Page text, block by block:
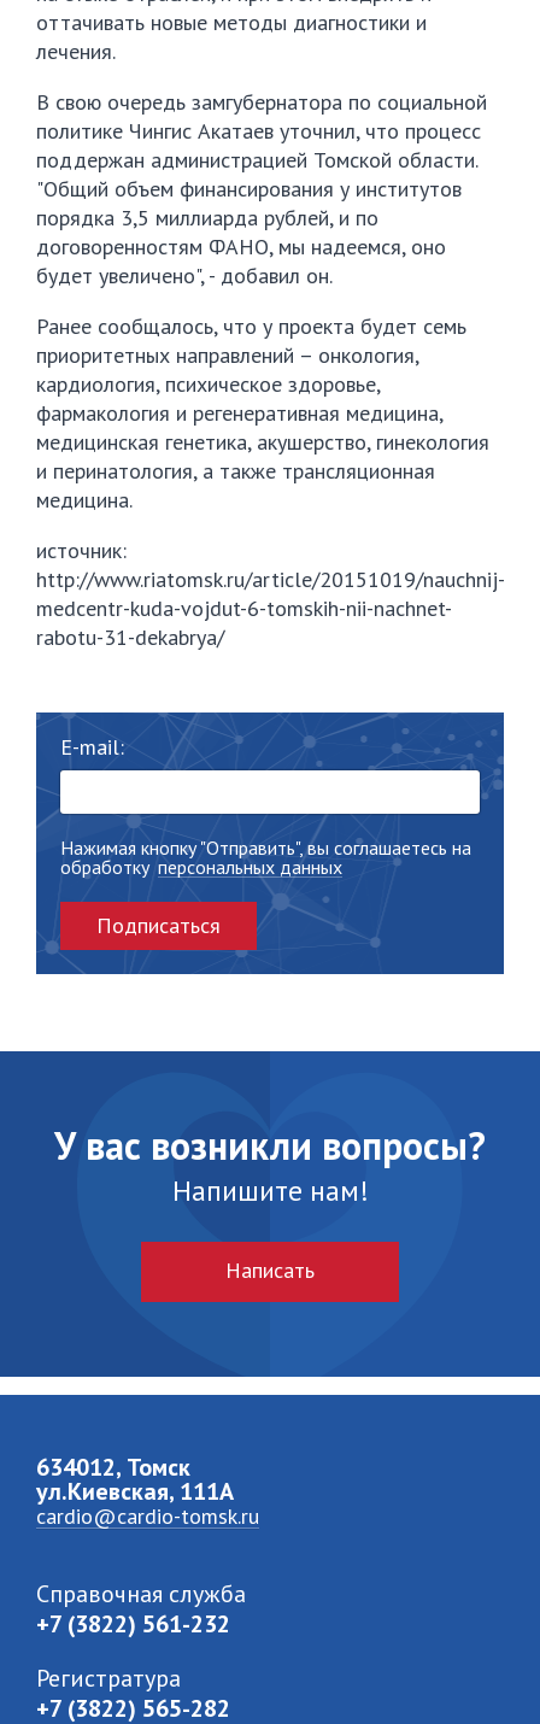
оттачивать новые методы диагностики и
лечения.
В свою очередь замгубернатора по социальной
политике Чингис Акатаев уточнил, что процесс
поддержан администрацией Томской области.
"Общий объем финансирования у институтов
порядка 3,5 миллиарда рублей, и по
договоренностям ФАНО, мы надеемся, оно
будет увеличено", - добавил он.
Ранее сообщалось, что у проекта будет семь
приоритетных направлений – онкология,
кардиология, психическое здоровье,
фармакология и регенеративная медицина,
медицинская генетика, акушерство, гинекология
и перинатология, а также трансляционная
медицина.
источник:
http://www.riatomsk.ru/article/20151019/nauchnij-
medcentr-kuda-vojdut-6-tomskih-nii-nachnet-
rabotu-31-dekabrya/
E-mail:
Нажимая кнопку "Отправить", вы соглашаетесь на
обработку персональных данных
Подписаться
У вас возникли вопросы?
Напишите нам!
Написать
634012, Томск
ул.Киевская, 111A
cardio@cardio-tomsk.ru
Справочная служба
+7 (3822) 561-232
Регистратура
+7 (3822) 565-282